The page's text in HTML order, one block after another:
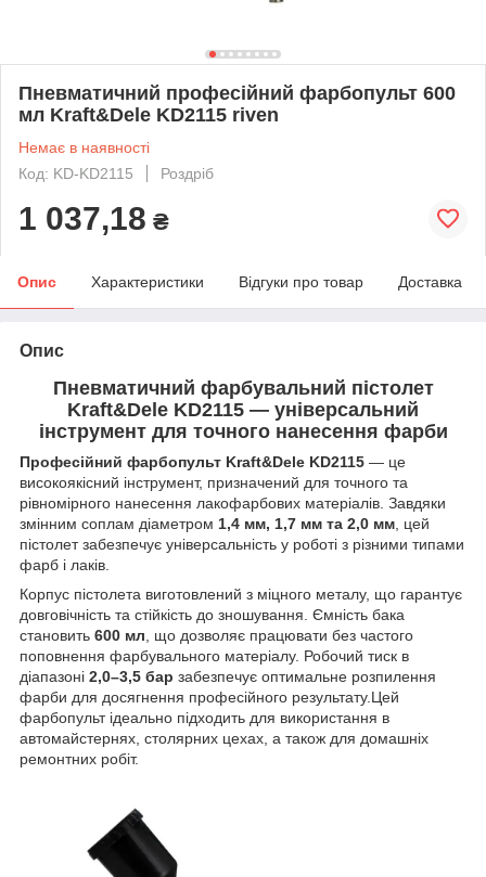
Пневматичний професійний фарбопульт 600
мл Kraft&Dele KD2115 riven
Немає в наявності
Код: KD-KD2115
Роздріб
1 037,18 ₴
Опис Характеристики Відгуки про товар Доставка
Опис
Пневматичний фарбувальний пістолет
Kraft&Dele KD2115 — універсальний
інструмент для точного нанесення фарби
Професійний фарбопульт Kraft&Dele KD2115 — це
високоякісний інструмент, призначений для точного та
рівномірного нанесення лакофарбових матеріалів. Завдяки
змінним соплам діаметром 1,4 мм, 1,7 мм та 2,0 мм , цей
пістолет забезпечує універсальність у роботі з різними типами
фарб і лаків.
Корпус пістолета виготовлений з міцного металу, що гарантує
довговічність та стійкість до зношування. Ємність бака
становить 600 мл , що дозволяє працювати без частого
поповнення фарбувального матеріалу. Робочий тиск в
діапазоні 2,0–3,5 бар забезпечує оптимальне розпилення
фарби для досягнення професійного результату.Цей
фарбопульт ідеально підходить для використання в
автомайстернях, столярних цехах, а також для домашніх
ремонтних робіт.